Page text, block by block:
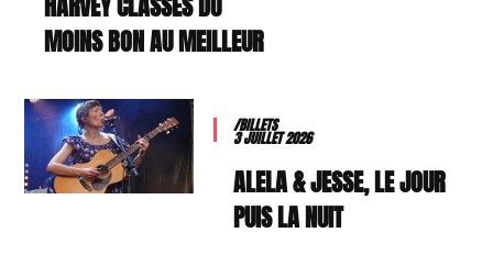
MOINS BON AU MEILLEUR
/BILLETS
3 JUILLET 2026
ALELA & JESSE, LE JOUR
PUIS LA NUIT